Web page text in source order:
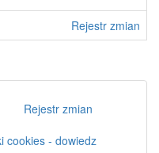
Rejestr zmian
Rejestr zmian
cookies - dowiedz